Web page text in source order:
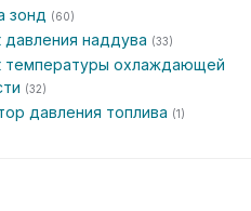
зонд (60)
давления наддува (33)
температуры охлаждающей
(32)
давления топлива (1)